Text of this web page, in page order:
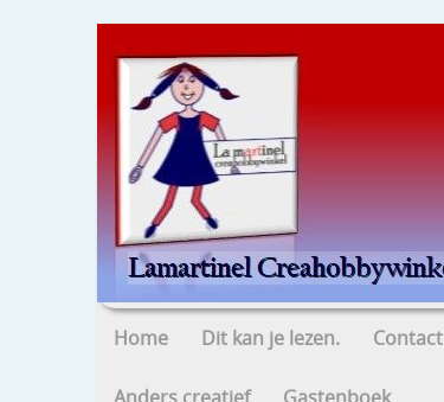
Home Dit kan je lezen. Contact